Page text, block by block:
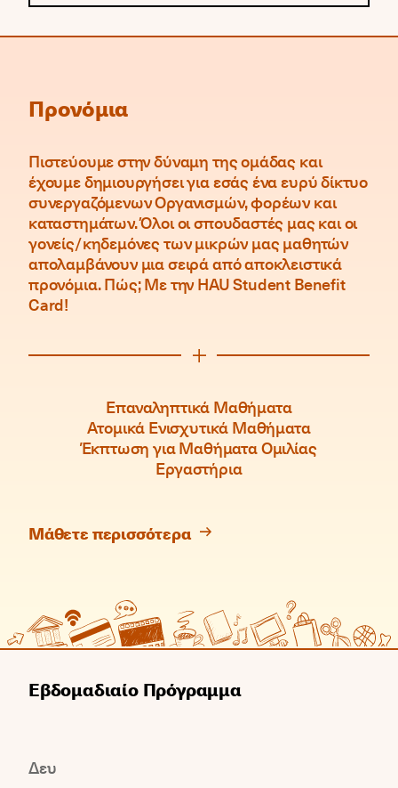
Προνόμια
Πιστεύουμε στην δύναμη της ομάδας και
έχουμε δημιουργήσει για εσάς ένα ευρύ δίκτυο
συνεργαζόμενων Οργανισμών, φορέων και
καταστημάτων. Όλοι οι σπουδαστές μας και οι
γονείς/κηδεμόνες των μικρών μας μαθητών
απολαμβάνουν μια σειρά από αποκλειστικά
προνόμια. Πώς; Με την HAU Student Benefit
Card!
Επαναληπτικά Μαθήματα
Ατομικά Ενισχυτικά Μαθήματα
Έκπτωση για Μαθήματα Ομιλίας
Εργαστήρια
Μάθετε περισσότερα
Εβδομαδιαίο Πρόγραμμα
Δευ